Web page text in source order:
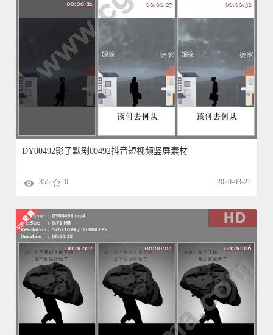
DY00492影子默剧00492抖音短视频竖屏素材
355 0 2020-03-27